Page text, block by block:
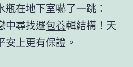
在地下室嚇了一跳：
中尋找邏包養輯結構！天
上更有保證。